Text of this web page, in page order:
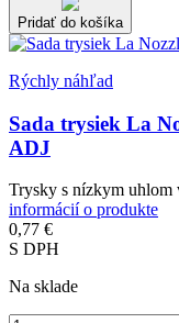
Pridať do košíka
Rýchly náhľad
Sada trysiek La
ADJ
Trysky s nízkym uhlom
informácií o produkte
0,77 €
S DPH
Na sklade